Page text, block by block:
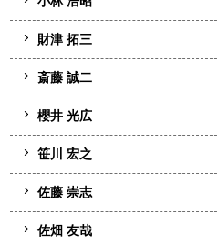
財津 拓三
斎藤 誠二
櫻井 光広
笹川 宏之
佐藤 崇志
佐畑 友哉